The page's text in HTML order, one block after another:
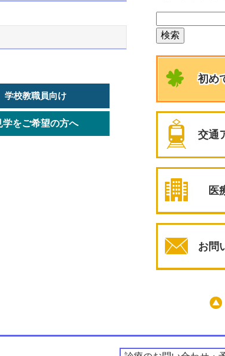
学校教職員向け
学をご希望の方へ
初め
交通
医
お問